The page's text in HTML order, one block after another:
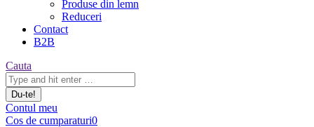
Produse din lemn
Reduceri
Contact
B2B
Căutare:
Cauta
Contul meu
Cos de cumparaturi0